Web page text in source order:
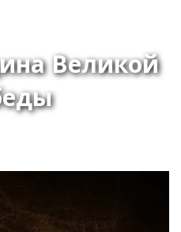
Великой